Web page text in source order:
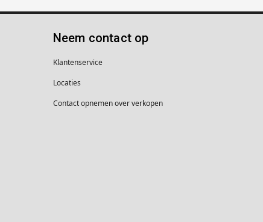
Neem contact op
Klantenservice
Locaties
Contact opnemen over verkopen